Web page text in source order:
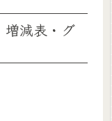
増減表・グ